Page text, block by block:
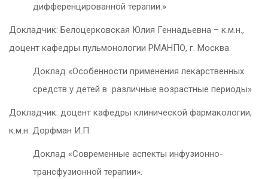
дифференцированной терапии.»
Докладчик: Белоцерковская Юлия Геннадьевна – к.м.н.,
доцент кафедры пульмонологии РМАНПО, г. Москва.
Доклад «Особенности применения лекарственных
средств у детей в различные возрастные периоды»
Докладчик: доцент кафедры клинической фармакологии,
к.м.н. Дорфман И.П.
Доклад «Современные аспекты инфузионно-
трансфузионной терапии».